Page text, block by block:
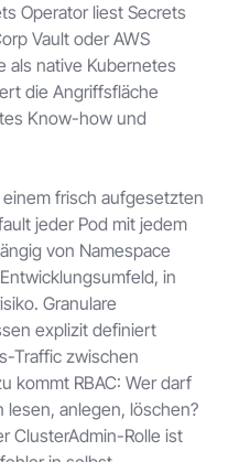
Operator liest Secrets
Vault oder AWS
als native Kubernetes
die Angriffsfläche
Know-how und
einem frisch aufgesetzten
jeder Pod mit jedem
von Namespace
in
Granulare
explizit definiert
Traffic zwischen
kommt RBAC: Wer darf
anlegen, löschen?
ClusterAdmin-Rolle ist